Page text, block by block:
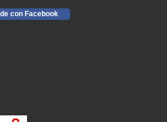
con Facebook